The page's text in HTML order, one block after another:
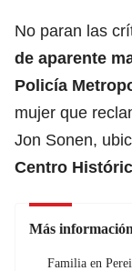
No paran las
de aparente
Policía
mujer que
Jon Sonen,
Centro
Más información
Familia en